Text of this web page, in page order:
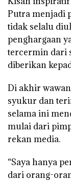
Putra menjadi
tidak selalu
penghargaan
tercermin dari
diberikan
Di akhir
syukur dan
selama ini
mulai dari
rekan media.
“Saya hanya
dari orang-